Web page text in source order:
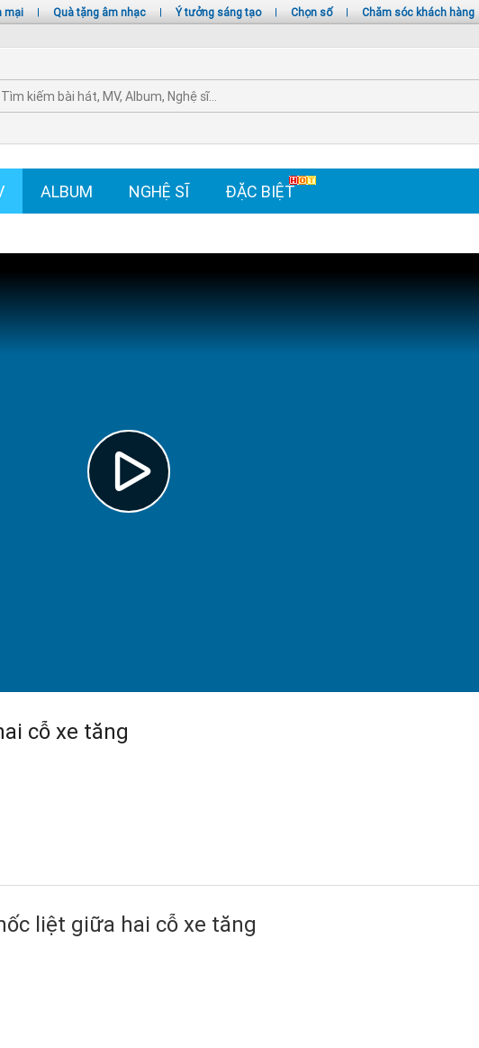
mại | Quà tặng âm nhạc | Ý tưởng sáng tạo | Chọn số | Chăm sóc khách hàng
ALBUM NGHỆ SĨ ĐẶC BIỆT
cỗ xe tăng
liệt giữa hai cỗ xe tăng